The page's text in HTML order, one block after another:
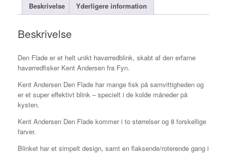
Beskrivelse Yderligere information
Beskrivelse
Den Flade er et helt unikt havørredblink, skabt af den erfarne
havørredfisker Kent Andersen fra Fyn.
Kent Andersen Den Flade har mange fisk på samvittigheden og
er et super effektivt blink – specielt i de kolde måneder på
kysten.
Kent Andersen Den Flade kommer i to størrelser og 8 forskellige
farver.
Blinket har et simpelt design, samt en flaksende/roterende gang i